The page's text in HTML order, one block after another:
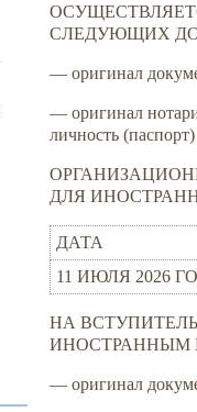
СЛЕДУЮЩИХ
— оригинал
— оригинал
личность
ДЛЯ
ДАТА
11 ИЮЛЯ 2026
НА
ИНОСТРАННЫМ
— оригинал